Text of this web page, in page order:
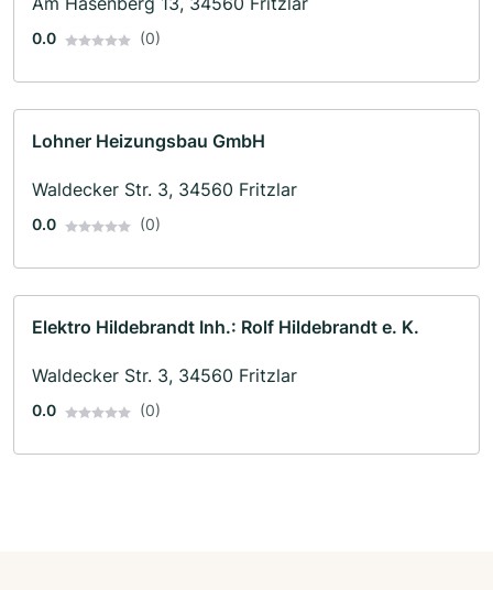
0.0 (0)
Lohner Heizungsbau GmbH
Waldecker Str. 3, 34560 Fritzlar
0.0 (0)
Elektro Hildebrandt Inh.: Rolf Hildebrandt e. K.
Waldecker Str. 3, 34560 Fritzlar
0.0 (0)